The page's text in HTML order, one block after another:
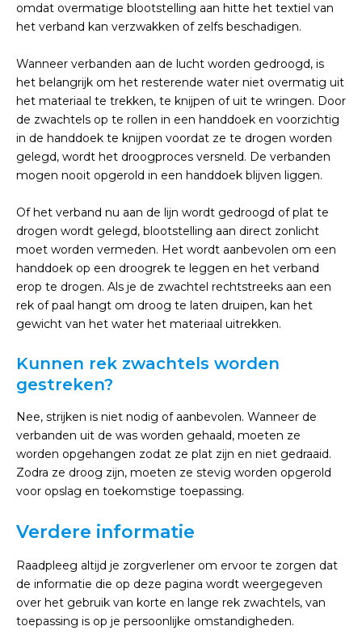
omdat overmatige blootstelling aan hitte het textiel van
het verband kan verzwakken of zelfs beschadigen.
Wanneer verbanden aan de lucht worden gedroogd, is
het belangrijk om het resterende water niet overmatig uit
het materiaal te trekken, te knijpen of uit te wringen. Door
de zwachtels op te rollen in een handdoek en voorzichtig
in de handdoek te knijpen voordat ze te drogen worden
gelegd, wordt het droogproces versneld. De verbanden
mogen nooit opgerold in een handdoek blijven liggen.
Of het verband nu aan de lijn wordt gedroogd of plat te
drogen wordt gelegd, blootstelling aan direct zonlicht
moet worden vermeden. Het wordt aanbevolen om een ​​
handdoek op een droogrek te leggen en het verband
erop te drogen. Als je de zwachtel rechtstreeks aan een
rek of paal hangt om droog te laten druipen, kan het
gewicht van het water het materiaal uitrekken.
Kunnen rek zwachtels worden
gestreken?
Nee, strijken is niet nodig of aanbevolen. Wanneer de
verbanden uit de was worden gehaald, moeten ze
worden opgehangen zodat ze plat zijn en niet gedraaid.
Zodra ze droog zijn, moeten ze stevig worden opgerold
voor opslag en toekomstige toepassing.
Verdere informatie
Raadpleeg altijd je zorgverlener om ervoor te zorgen dat
de informatie die op deze pagina wordt weergegeven
over het gebruik van korte en lange rek zwachtels, van
toepassing is op je persoonlijke omstandigheden.